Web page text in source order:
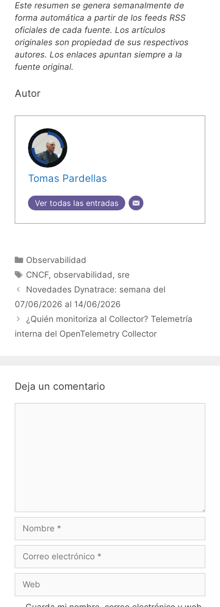
Este resumen se genera semanalmente de
forma automática a partir de los feeds RSS
oficiales de cada fuente. Los artículos
originales son propiedad de sus respectivos
autores. Los enlaces apuntan siempre a la
fuente original.
Autor
Tomas Pardellas
Ver todas las entradas
Categorías
Observabilidad
Etiquetas
CNCF, observabilidad, sre
Novedades Dynatrace: semana del
07/06/2026 al 14/06/2026
¿Quién monitoriza al Collector? Telemetría
interna del OpenTelemetry Collector
Deja un comentario
Nombre
Correo
Web